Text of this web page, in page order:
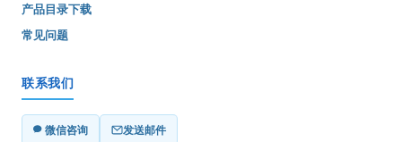
产品目录下载
常见问题
联系我们
微信咨询 发送邮件